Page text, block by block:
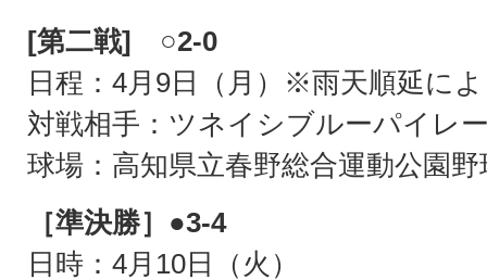
[第二戦] ○2-0
日程：4月9日（月）※雨天順延に
対戦相手：ツネイシブルーパイレ
球場：高知県立春野総合運動公園野
［準決勝］●3-4
日時：4月10日（火）